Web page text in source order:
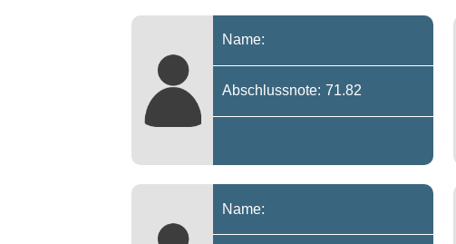
Name:
Abschlussnote: 71.82
Name: